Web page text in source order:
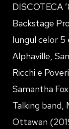
DISCOTECA
Backstage
lungul celor 5
Alphaville,
Ricchi e
Samantha
Talking band,
Ottawan